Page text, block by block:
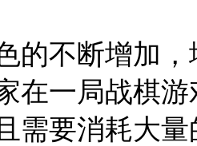
的不断增加
在一局战棋
需要消耗大